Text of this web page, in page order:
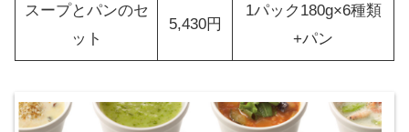
スープとパンのセ
ット
5,430円
1パック180g×6種類
+パン